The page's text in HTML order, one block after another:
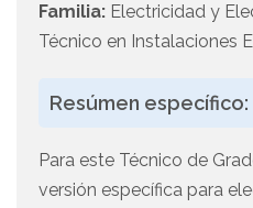
Familia: Electricidad y
Técnico en Instalaciones
Resúmen específico:
Para este Técnico de
versión específica para